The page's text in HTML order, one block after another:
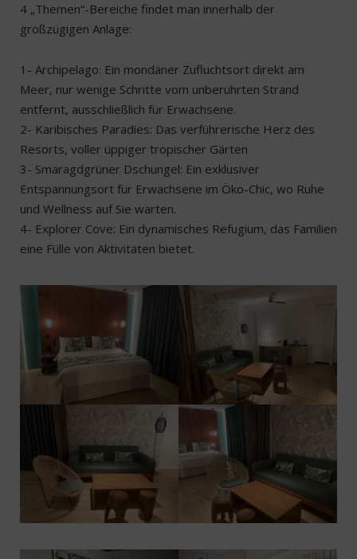
4 „Themen“-Bereiche findet man innerhalb der
großzügigen Anlage:
1- Archipelago: Ein mondäner Zufluchtsort direkt am
Meer, nur wenige Schritte vom unberührten Strand
entfernt, ausschließlich für Erwachsene.
2- Karibisches Paradies: Das verführerische Herz des
Resorts, voller üppiger tropischer Gärten
3- Smaragdgrüner Dschungel: Ein exklusiver
Entspannungsort für Erwachsene im Öko-Chic, wo Ruhe
und Wellness auf Sie warten.
4- Explorer Cove: Ein dynamisches Refugium, das Familien
eine Fülle von Aktivitäten bietet.